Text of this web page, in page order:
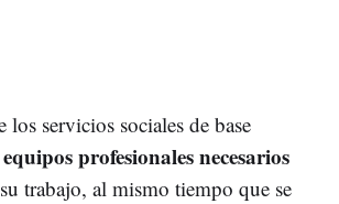
los servicios sociales de base
equipos profesionales necesarios
trabajo, al mismo tiempo que se